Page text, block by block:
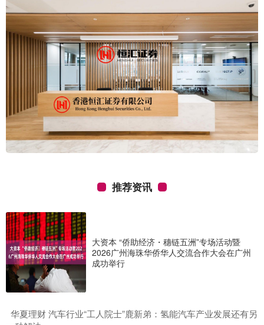
推荐资讯
大资本 “侨助经济・穗链五洲”专场活动暨
2026广州海珠华侨华人交流合作大会在广州
成功举行
​华夏理财 汽车行业“工人院士”鹿新弟：氢能汽车产业发展还有另